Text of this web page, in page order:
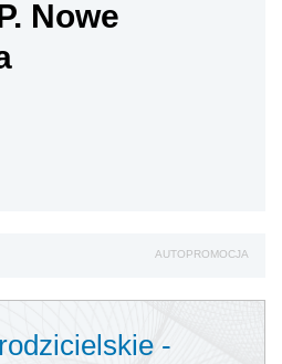
Nowe
AUTOPROMOCJA
-